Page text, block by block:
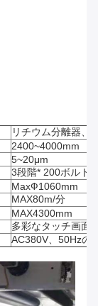
リチウム分離器、
2400~4000mm
5~20μm
3段階* 200ボルト
MaxФ1060mm
MAX80m/分
MAX4300mm
多彩なタッチ画面
AC380V、50Hzの